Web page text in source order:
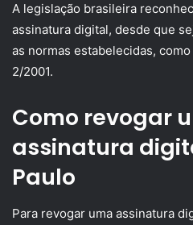
A legislação brasileira
assinatura digital, desde que
as normas estabelecidas,
2/2001.
Como revogar
assinatura
Paulo
Para revogar uma assinatura